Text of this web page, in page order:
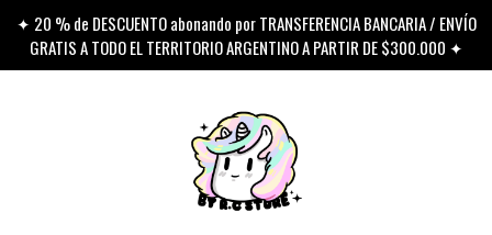
✦ 20 % de DESCUENTO abonando por TRANSFERENCIA BANCARIA / ENVÍO
GRATIS A TODO EL TERRITORIO ARGENTINO A PARTIR DE $300.000 ✦